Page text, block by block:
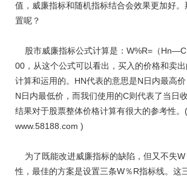
值，威廉指标和随机指标结合会效果更加好
置呢？
股市威廉指标公式计算是：W%R=（
00，从这个公式可以看出，买入的价格和卖
计算和运用的。HN代表的意思是N日内最高
N日内最低价，而我们使用的C则代表了当日
结果对于股票整体价格计算有很大的参考性
www.58188.com )
为了既能改进威廉指标的缺陷，但又不失W
性，最佳的方案是设置三条W％R指标线。这